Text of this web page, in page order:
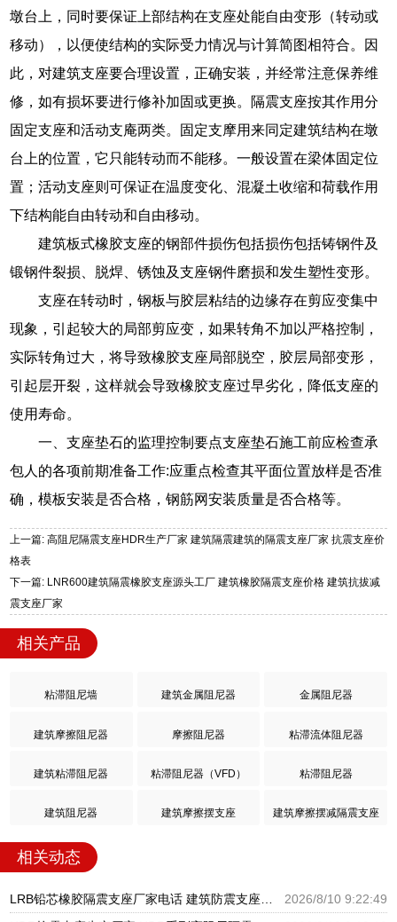
墩台上，同时要保证上部结构在支座处能自由变形（转动或
移动），以便使结构的实际受力情况与计算简图相符合。因
此，对建筑支座要合理设置，正确安装，并经常注意保养维
修，如有损坏要进行修补加固或更换。隔震支座按其作用分
固定支座和活动支庵两类。固定支摩用来同定建筑结构在墩
台上的位置，它只能转动而不能移。一般设置在梁体固定位
置；活动支座则可保证在温度变化、混凝土收缩和荷载作用
下结构能自由转动和自由移动。
建筑板式橡胶支座的钢部件损伤包括损伤包括铸钢件及
锻钢件裂损、脱焊、锈蚀及支座钢件磨损和发生塑性变形。
支座在转动时，钢板与胶层粘结的边缘存在剪应变集中
现象，引起较大的局部剪应变，如果转角不加以严格控制，
实际转角过大，将导致橡胶支座局部脱空，胶层局部变形，
引起层开裂，这样就会导致橡胶支座过早劣化，降低支座的
使用寿命。
一、支座垫石的监理控制要点支座垫石施工前应检查承
包人的各项前期准备工作:应重点检查其平面位置放样是否准
确，模板安装是否合格，钢筋网安装质量是否合格等。
上一篇: 高阻尼隔震支座HDR生产厂家 建筑隔震建筑的隔震支座厂家 抗震支座价
格表
下一篇: LNR600建筑隔震橡胶支座源头工厂 建筑橡胶隔震支座价格 建筑抗拔减
震支座厂家
相关产品
粘滞阻尼墙 建筑金属阻尼器 金属阻尼器
建筑摩擦阻尼器 摩擦阻尼器 粘滞流体阻尼器
建筑粘滞阻尼器 粘滞阻尼器（VFD） 粘滞阻尼器
建筑阻尼器 建筑摩擦摆支座 建筑摩擦摆减隔震支座
相关动态
LRB铅芯橡胶隔震支座厂家电话 建筑防震支座LRB700 橡胶支座HDR
2026/8/10 9:22:49